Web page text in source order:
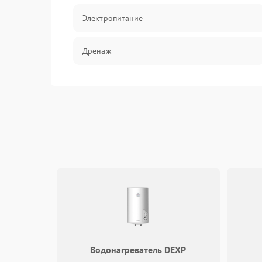
Электропитание
Дренаж
Водонагреватель DEXP